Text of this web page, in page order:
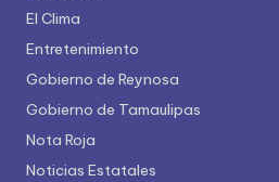
El Clima
Entretenimiento
Gobierno de Reynosa
Gobierno de Tamaulipas
Nota Roja
Noticias Estatales